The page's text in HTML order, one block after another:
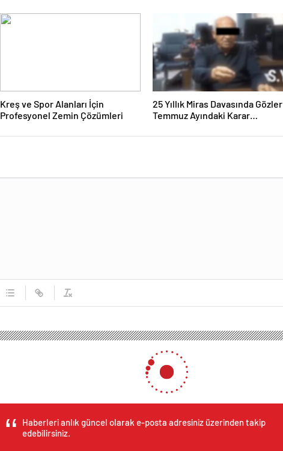
Kreş ve Spor Alanları İçin
Profesyonel Zemin Çözümleri
25 Yıllık Miras Davasında Gözler
Temmuz Ayındaki Karar
Haberleri anlık güncel olarak e-posta adresiniz üzerinden takip
edebilirsiniz.